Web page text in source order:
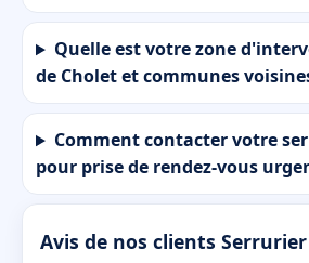
Quelle est votre zone
de Cholet et communes
Comment contacter votre
pour prise de rendez-vous
Avis de nos clients